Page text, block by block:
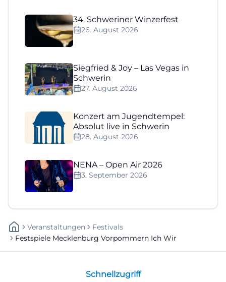
34. Schweriner Winzerfest
26. August 2026
Siegfried & Joy – Las Vegas in
Schwerin
27. August 2026
Konzert am Jugendtempel:
Absolut live in Schwerin
28. August 2026
NENA – Open Air 2026
3. September 2026
Veranstaltungen
Festivals
Festspiele Mecklenburg Vorpommern Ich Wir
Schnellzugriff